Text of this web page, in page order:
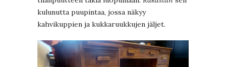
kulunutta puupintaa, jossa näkyy
kahvikuppien ja kukkaruukkujen jäljet.